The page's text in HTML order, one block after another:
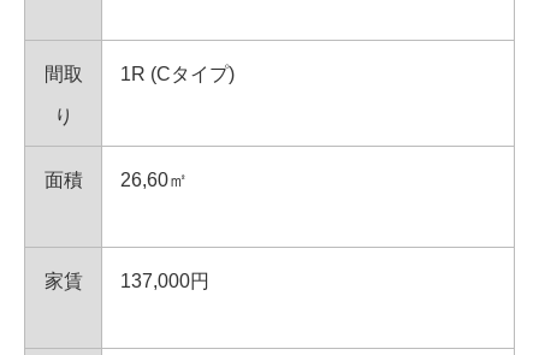
間取
り
1R (Cタイプ)
面積 26,60㎡
家賃 137,000円